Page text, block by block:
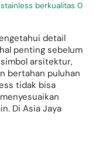
berkualitas 0
detail
penting sebelum
arsitektur,
bertahan puluhan
tidak bisa
Di Asia Jaya